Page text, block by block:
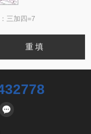
三加四=7